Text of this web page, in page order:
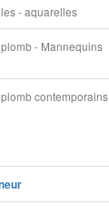
- aquarelles
- Mannequins
contemporains